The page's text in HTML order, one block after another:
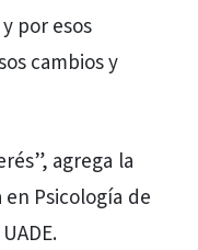
por esos
cambios y
agrega la
Psicología de